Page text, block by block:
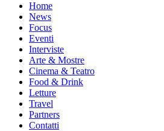
Home
News
Focus
Eventi
Interviste
Arte & Mostre
Cinema & Teatro
Food & Drink
Letture
Travel
Partners
Contatti